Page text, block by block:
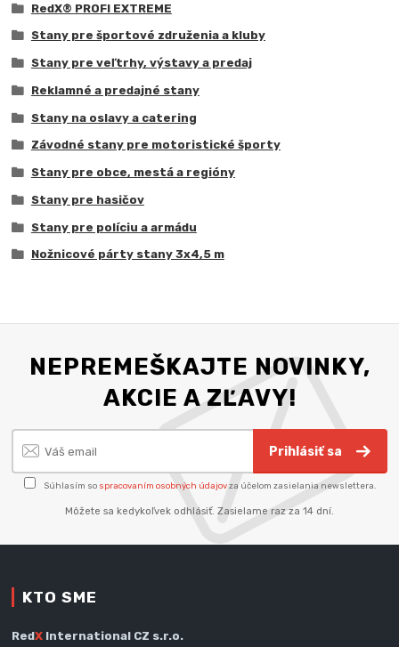
RedX® PROFI EXTREME
Stany pre športové združenia a kluby
Stany pre veľtrhy, výstavy a predaj
Reklamné a predajné stany
Stany na oslavy a catering
Závodné stany pre motoristické športy
Stany pre obce, mestá a regióny
Stany pre hasičov
Stany pre políciu a armádu
Nožnicové párty stany 3x4,5 m
NEPREMEŠKAJTE NOVINKY,
AKCIE A ZĽAVY!
Prihlásiť sa
Súhlasím so spracovaním osobných údajovza účelom zasielania newslettera.
Môžete sa kedykoľvek odhlásiť. Zasielame raz za 14 dní.
KTO SME
RedX International CZ s.r.o.